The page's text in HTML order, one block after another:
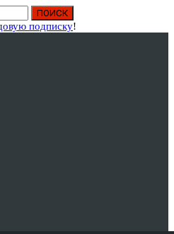
подписку!